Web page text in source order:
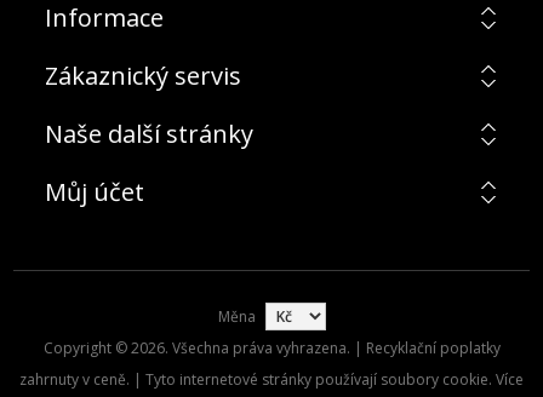
Informace
Zákaznický servis
Naše další stránky
Můj účet
Měna
Copyright © 2026. Všechna práva vyhrazena. | Recyklační poplatky
zahrnuty v ceně. | Tyto internetové stránky používají soubory cookie. Více